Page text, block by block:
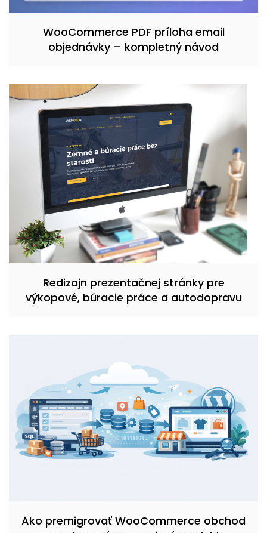
WooCommerce PDF príloha email
objednávky – kompletný návod
Redizajn prezentačnej stránky pre
výkopové, búracie práce a autodopravu
Ako premigrovať WooCommerce obchod